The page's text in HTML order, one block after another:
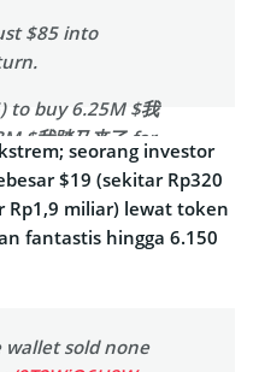
$85 into
to buy 6.25M $我
$我踏马来了 for
我踏马来了
seorang investor
$19 (sekitar Rp320
Rp1,9 miliar) lewat token
fantastis hingga 6.150
wallet sold none